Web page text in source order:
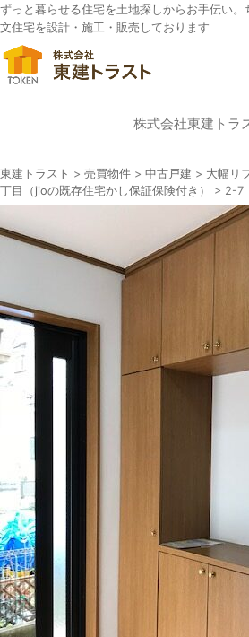
ずっと暮らせる住宅を土地探しからお手伝い
文住宅を設計・施工・販売しております
株式会社東建トラ
東建トラスト > 売買物件 > 中古戸建 > 大幅リ
丁目（jioの既存住宅かし保証保険付き）
> 2-7